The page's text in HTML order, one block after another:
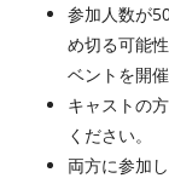
参加人数が
め切る可能
ベントを開
キャストの
ください。
両方に参加